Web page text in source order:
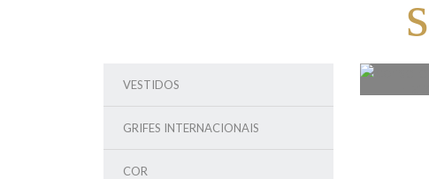
VESTIDOS
GRIFES INTERNACIONAIS
COR